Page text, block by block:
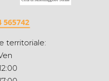
territoriale: